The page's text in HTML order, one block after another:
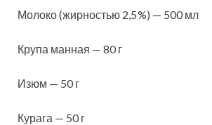
Молоко (жирностью 2,5 %) — 500 мл
Крупа манная — 80 г
Изюм — 50 г
Курага — 50 г